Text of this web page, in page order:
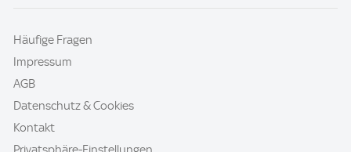
Häufige Fragen
Impressum
AGB
Datenschutz & Cookies
Kontakt